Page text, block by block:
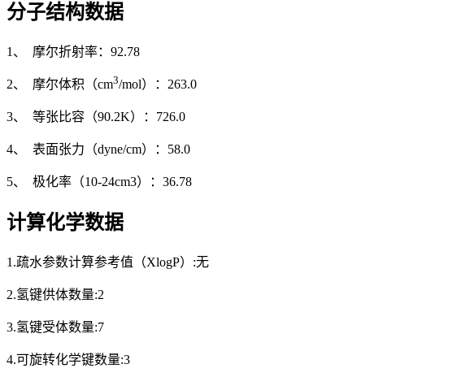
分子结构数据
1、 摩尔折射率：92.78
2、 摩尔体积（cm3/mol）：263.0
3、 等张比容（90.2K）：726.0
4、 表面张力（dyne/cm）：58.0
5、 极化率（10-24cm3）：36.78
计算化学数据
1.疏水参数计算参考值（XlogP）:无
2.氢键供体数量:2
3.氢键受体数量:7
4.可旋转化学键数量:3